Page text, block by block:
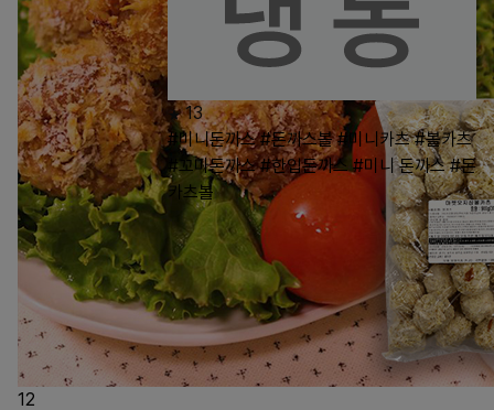
12
13
#미니돈까스 #돈까스볼 #미니카츠 #볼카츠
#꼬마돈까스 #한입돈까스 #미니 돈까스 #돈
카츠볼